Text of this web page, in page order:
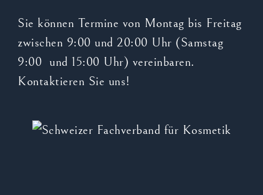
Sie können Termine von Montag bis Freitag
zwischen 9:00 und 20:00 Uhr (Samstag
9:00 und 15:00 Uhr) vereinbaren.
Kontaktieren Sie uns!